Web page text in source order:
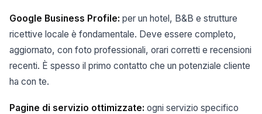
Google Business Profile: per un hotel, B&B e strutture
ricettive locale è fondamentale. Deve essere completo,
aggiornato, con foto professionali, orari corretti e recensioni
recenti. È spesso il primo contatto che un potenziale cliente
ha con te.
Pagine di servizio ottimizzate: ogni servizio specifico